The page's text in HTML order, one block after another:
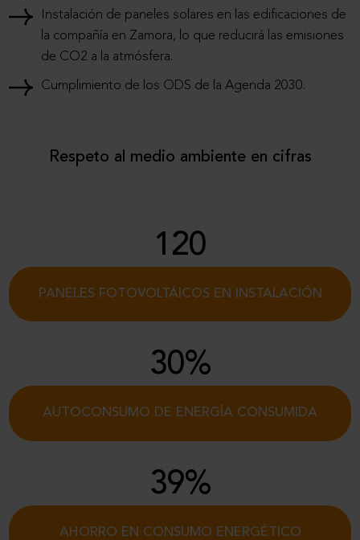
Instalación de paneles solares en las edificaciones de
la compañía en Zamora, lo que reducirá las emisiones
de CO2 a la atmósfera.
Cumplimiento de los ODS de la Agenda 2030.
Respeto al medio ambiente en cifras
PANELES FOTOVOLTÁICOS EN INSTALACIÓN
120
AUTOCONSUMO DE ENERGÍA CONSUMIDA
30%
AHORRO EN CONSUMO ENERGÉTICO
39%